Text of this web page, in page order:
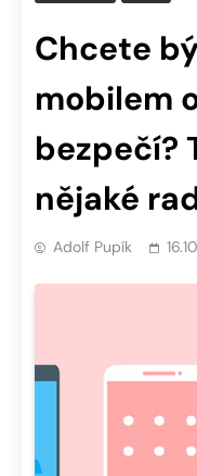
Chcete
mobilem
bezpečí?
nějaké
Adolf Pupík